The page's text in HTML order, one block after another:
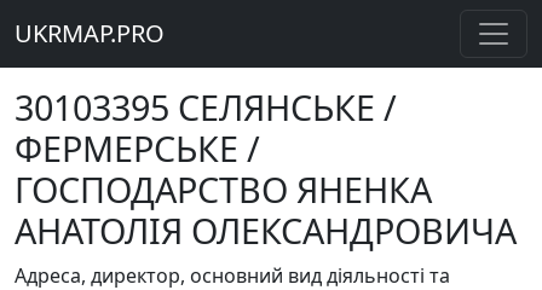
UKRMAP.PRO
30103395 СЕЛЯНСЬКЕ /
ФЕРМЕРСЬКЕ /
ГОСПОДАРСТВО ЯНЕНКА
АНАТОЛІЯ ОЛЕКСАНДРОВИЧА
Адреса, директор, основний вид діяльності та